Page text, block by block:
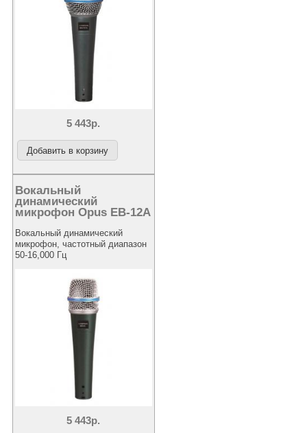
5 443р.
Вокальный
динамический
микрофон Opus EB-12A
Вокальный динамический
микрофон, частотный диапазон
50-16,000 Гц
5 443р.